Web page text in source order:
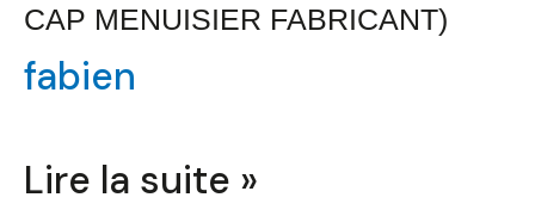
CAP MENUISIER FABRICANT)
fabien
Lire la suite »